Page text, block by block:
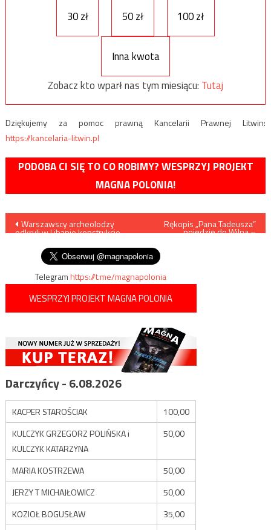
30 zł
50 zł 100 zł
Inna kwota
Zobacz kto wparł nas tym miesiącu: Tutaj
Dziękujemy za pomoc prawną Kancelarii Prawnej Litwin:
https://kancelaria-litwin.pl
PODOBA CI SIĘ TO CO ROBIMY? WESPRZYJ PROJEKT
MAGNA POLONIA!
Nawigacja
wpisu
Warszawscy archeolodzy
odkryli w Libanie konstrukcje
Rękopis „Pana Tadeusza”
pojedzie do Wilna –
Telegramhttps://t.me/magnapolonia
WESPRZYJ PROJEKT MAGNA POLONIA
Darczyńcy - 6.08.2026
KACPER STAROŚCIAK
100,00
KULCZYK GRZEGORZ POLIŃSKA i
KULCZYK KATARZYNA
50,00
MARIA KOSTRZEWA
50,00
JERZY T MICHAJŁOWICZ
50,00
KOZIOŁ BOGUSŁAW
35,00